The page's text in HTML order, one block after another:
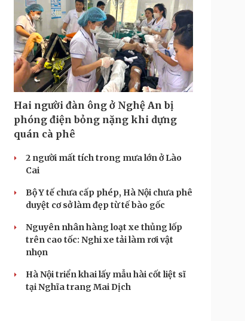
Hai người đàn ông ở Nghệ An bị
phóng điện bỏng nặng khi dựng
quán cà phê
2 người mất tích trong mưa lớn ở Lào
Cai
Bộ Y tế chưa cấp phép, Hà Nội chưa phê
duyệt cơ sở làm đẹp từ tế bào gốc
Nguyên nhân hàng loạt xe thủng lốp
trên cao tốc: Nghi xe tải làm rơi vật
nhọn
Hà Nội triển khai lấy mẫu hài cốt liệt sĩ
tại Nghĩa trang Mai Dịch